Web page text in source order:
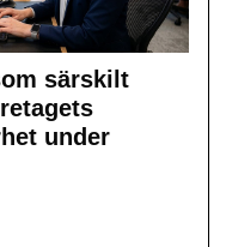
särskilt
under